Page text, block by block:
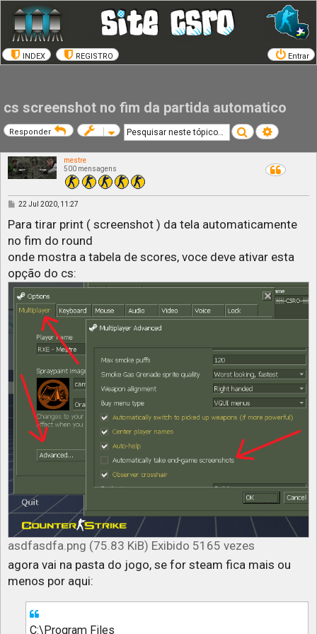
INDEX REGISTRO Entrar
cs screenshot no fim da partida automatico
Responder PesquisarPesquisa
mestre
500 mensagens
M
s
a
g
e
m
22 Jul 2020, 11:27
Para tirar print ( screenshot ) da tela automaticamente
no fim do round
onde mostra a tabela de scores, voce deve ativar esta
opção do cs:
asdfasdfa.png (75.83 KiB) Exibido 5165 vezes
agora vai na pasta do jogo, se for steam fica mais ou
menos por aqui:
C:\Program Files